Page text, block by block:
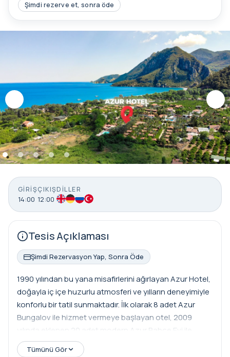
GIRIŞ
14:00
ÇIKIŞ
12:00
DILLER
Tesis Açıklaması
Şimdi Rezervasyon Yap, Sonra Öde
1990 yılından bu yana misafirlerini ağırlayan Azur Hotel,
doğayla iç içe huzurlu atmosferi ve yılların deneyimiyle
konforlu bir tatil sunmaktadır. İlk olarak 8 adet Azur
Bungalov ile hizmet vermeye başlayan otel, 2009
yılında eklenen 20 adet modern Azur Bahçe Evi ile
toplam 28 odalı özel bir konaklama konseptine
Tümünü Gör
Şimdi rezerve et, sonra öde